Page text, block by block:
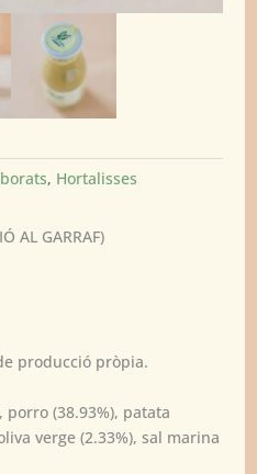
, Hortalisses
AL GARRAF)
producció pròpia.
porro (38.93%), patata
verge (2.33%), sal marina